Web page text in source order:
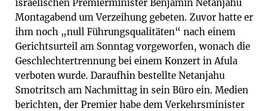
israelischen Premierminister Benjamin Netanjahu
Montagabend um Verzeihung gebeten. Zuvor hatte er
ihm noch „null Führungsqualitäten“ nach einem
Gerichtsurteil am Sonntag vorgeworfen, wonach die
Geschlechtertrennung bei einem Konzert in Afula
verboten wurde. Daraufhin bestellte Netanjahu
Smotritsch am Nachmittag in sein Büro ein. Medien
berichten, der Premier habe dem Verkehrsminister